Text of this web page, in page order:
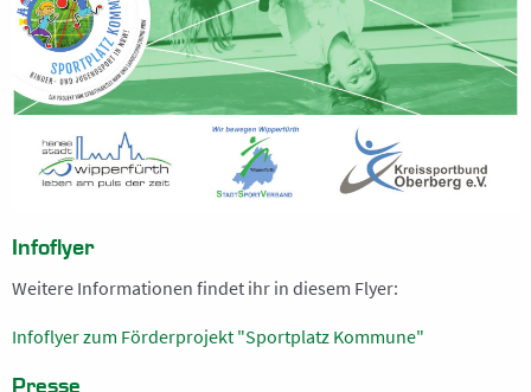
D-Junioren 2 SG
Bambini
Walking-Football
BREITENSPORT
Fitness
Fitness für Frauen Ü60
Fitness für Männer
Infoflyer
Weitere Informationen findet ihr in diesem Flyer:
Infoflyer zum Förderprojekt "Sportplatz Kommune"
Presse